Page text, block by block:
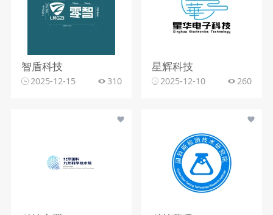
智盾科技
2025-12-15 310
星辉科技
2025-12-10 260